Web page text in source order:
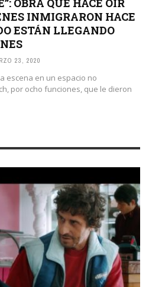
OBRA QUE HACE OIR
INMIGRARON HACE
ESTÁN LLEGANDO
23, 2020
escena en un espacio no
por ocho funciones, que le dieron